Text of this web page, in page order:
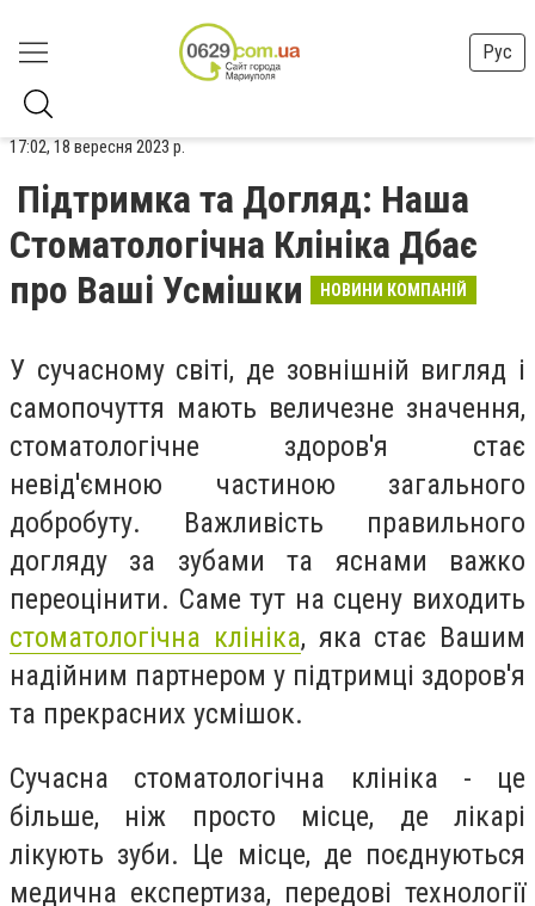
Рус
17:02, 18 вересня 2023 р.
Підтримка та Догляд: Наша
Стоматологічна Клініка Дбає
про Ваші Усмішки
НОВИНИ КОМПАНІЙ
У сучасному світі, де зовнішній вигляд і
самопочуття мають величезне значення,
стоматологічне здоров'я стає
невід'ємною частиною загального
добробуту. Важливість правильного
догляду за зубами та яснами важко
переоцінити. Саме тут на сцену виходить
стоматологічна клініка, яка стає Вашим
надійним партнером у підтримці здоров'я
та прекрасних усмішок.
Сучасна стоматологічна клініка - це
більше, ніж просто місце, де лікарі
лікують зуби. Це місце, де поєднуються
медична експертиза, передові технології